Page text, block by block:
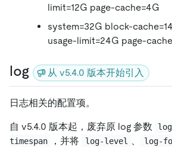
limit=12G page-cache=4G
system=32G block-
usage-limit=24G page-
log 从 v5.4.0 版本开始引入
日志相关的配置项。
自 v5.4.0 版本起，废弃原 log 参数
timespan
，并将 log-level log-